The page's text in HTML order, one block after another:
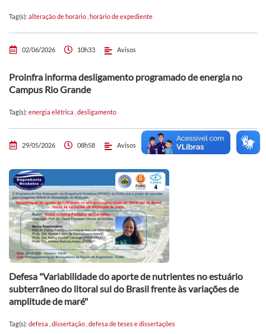
Tag(s): alteração de horário horário de expediente
02/06/2026 10h33 Avisos
Proinfra informa desligamento programado de energia no
Campus Rio Grande
Tag(s): energia elétrica desligamento
29/05/2026 08h58 Avisos
Defesa "Variabilidade do aporte de nutrientes no estuário
subterrâneo do litoral sul do Brasil frente às variações de
amplitude de maré"
Tag(s): defesa dissertação defesa de teses e dissertações